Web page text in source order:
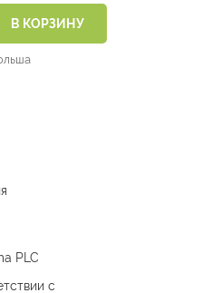
В КОРЗИНУ
PLC
с